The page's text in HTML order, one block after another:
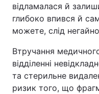
відламалася й
глибоко впився й
можете, слід
Втручання
відділенні
та стерильне
ризик того, що